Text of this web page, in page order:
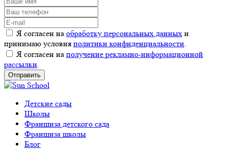
Я согласен на обработку персональных данных и
принимаю условия политики конфиденциальности.
Я согласен на получение рекламно-информационной
рассылки.
Детские сады
Школы
Франшиза детского сада
Франшиза школы
Блог